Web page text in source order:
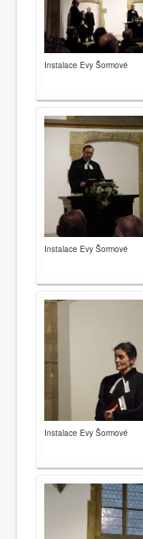
Instalace Evy Šormové
Instalace Evy Šormové
Instalace Evy Šormové